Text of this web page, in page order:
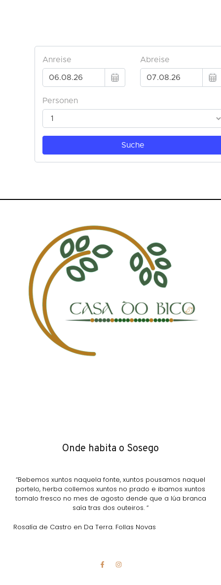
Onde habita o Sosego
“Bebemos xuntos naquela fonte, xuntos pousamos naquel
portelo, herba collemos xuntos no prado e ibamos xuntos
tomalo fresco no mes de agosto dende que a lúa branca
saía tras dos outeiros. “
Rosalía de Castro en Da Terra. Follas Novas